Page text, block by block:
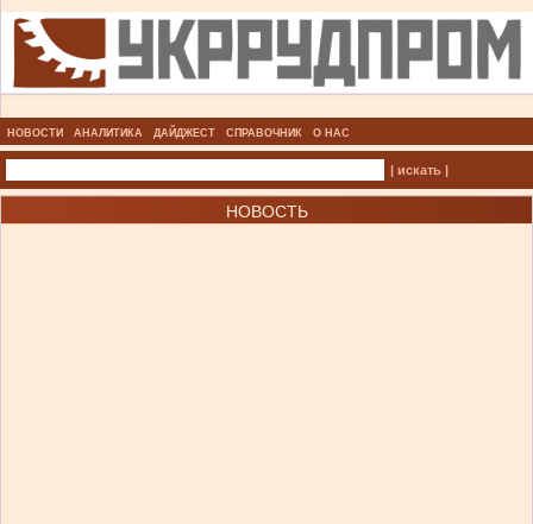
НОВОСТИ АНАЛИТИКА ДАЙДЖЕСТ СПРАВОЧНИК О НАС
| искать |
НОВОСТЬ